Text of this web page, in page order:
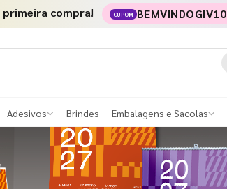
primeira compra! CUPOM BEMVINDOGIV10
Adesivos Brindes Embalagens e Sacolas